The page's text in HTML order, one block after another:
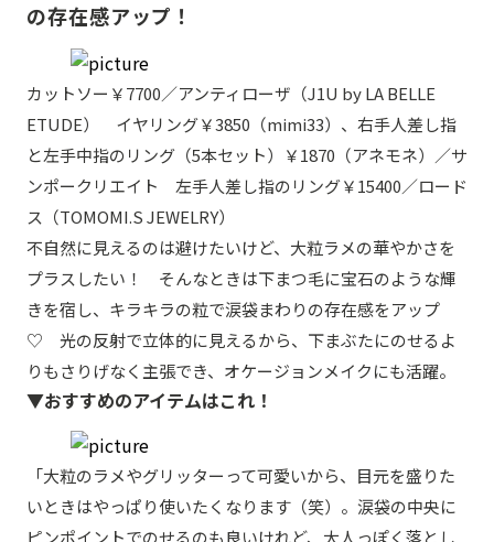
の存在感アップ！
カットソー￥7700／アンティローザ（J1U by LA BELLE
ETUDE） イヤリング￥3850（mimi33）、右手人差し指
と左手中指のリング（5本セット）￥1870（アネモネ）／サ
ンポークリエイト 左手人差し指のリング￥15400／ロード
ス（TOMOMI.S JEWELRY）
不自然に見えるのは避けたいけど、大粒ラメの華やかさを
プラスしたい！ そんなときは下まつ毛に宝石のような輝
きを宿し、キラキラの粒で涙袋まわりの存在感をアップ
♡ 光の反射で立体的に見えるから、下まぶたにのせるよ
りもさりげなく主張でき、オケージョンメイクにも活躍。
▼おすすめのアイテムはこれ！
「大粒のラメやグリッターって可愛いから、目元を盛りた
いときはやっぱり使いたくなります（笑）。涙袋の中央に
ピンポイントでのせるのも良いけれど、大人っぽく落とし